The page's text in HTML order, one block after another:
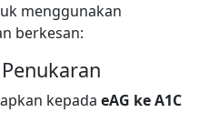
menggunakan
berkesan:
kepada eAG ke A1C